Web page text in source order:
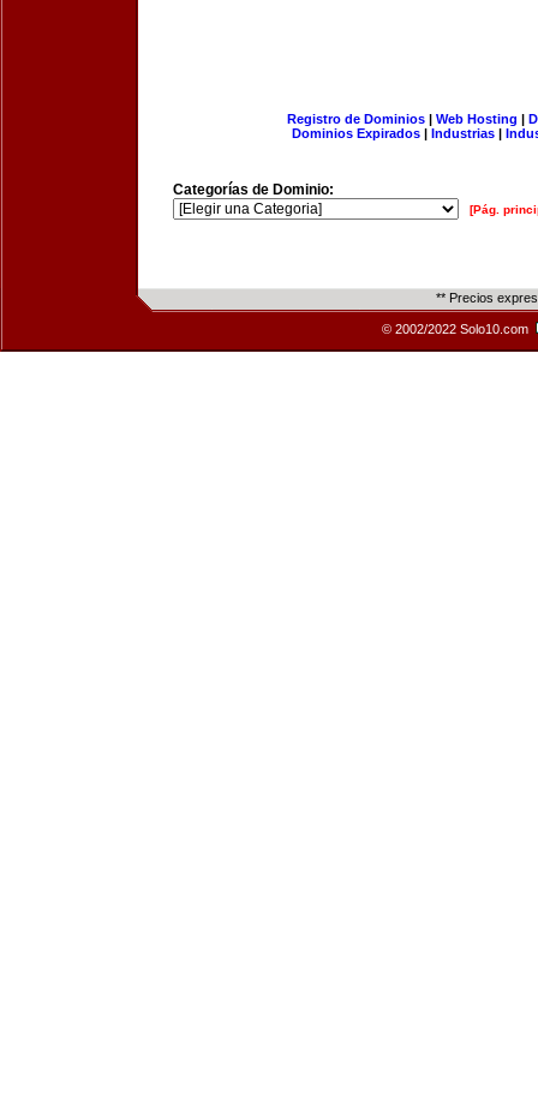
Registro de Dominios| Web Hosting |
Dominios Expirados | Industrias |
Categorías de Dominio:
[Pág.
** Precios
© 2002/2022 Solo10.com